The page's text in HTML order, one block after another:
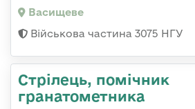
Васищеве
Військова частина 3075 НГУ
Стрілець, помічник
гранатометника